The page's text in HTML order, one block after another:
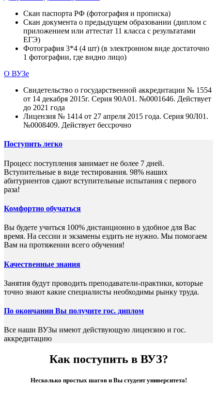
Скан паспорта РФ (фотография и прописка)
Скан документа о предыдущем образовании (диплом с
приложением или аттестат 11 класса с результатами
ЕГЭ)
Фотография 3*4 (4 шт) (в электронном виде достаточно
1 фотографии, где видно лицо)
О ВУЗе
Свидетельство о государственной аккредитации № 1554
от 14 декабря 2015г. Серия 90А01. №0001646. Действует
до 2021 года
Лицензия № 1414 от 27 апреля 2015 года. Серия 90Л01.
№0008409. Действует бессрочно
Поступить легко
Процесс поступления занимает не более 7 дней.
Вступительные в виде тестирования. 98% наших
абитуриентов сдают вступительные испытания с первого
раза!
Комфортно обучаться
Вы будете учиться 100% дистанционно в удобное для Вас
время. На сессии и экзамены ездить не нужно. Мы помогаем
Вам на протяжении всего обучения!
Качественные знания
Занятия будут проводить преподаватели-практики, которые
точно знают какие специалисты необходимы рынку труда.
По окончании Вы получите гос. диплом
Все наши ВУЗы имеют действующую лицензию и гос.
аккредитацию
Как поступить в ВУЗ?
Несколько простых шагов и Вы студент университета!